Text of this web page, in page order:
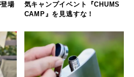
場
気キャンプイベント『CHUMS
CAMP』を見逃すな！